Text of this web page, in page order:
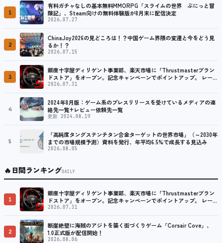
1
有料ガチャなしの基本無料MMORPG「スライムの世界 ぷにっと冒
険記」、Steam向けの無料体験版が8月末に配信決定
2026.07.27
2
ChinaJoy2026の見どころは！？中国ゲーム界隈の変遷と今をどう見
るか！？
2026.07.15
3
銀座十字屋ディリゲント事業部、楽天市場に「Thrustmasterブラン
ドストア」をオープン。記念キャンペーンでポイントアップ。 レーシ
ング／フライトシム向けコントローラーを中心に、幅広くラインナッ
2026.07.31
4
2024年8月版：ゲーム系のプレスリリースを受けているメディアの連
絡先一覧+レビュー依頼先一覧
更新 2024.08.19
5
「高純度タングステンチタン合金ターゲットの世界市場」（～2030年
までの市場規模予測）資料を発行、年平均6.5%で成長する見込み
2026.08.05
🔥日間ランキングDAILY
1
銀座十字屋ディリゲント事業部、楽天市場に「Thrustmasterブラン
ドストア」をオープン。記念キャンペーンでポイントアップ。 レーシ
ング／フライトシム向けコントローラーを中心に、幅広くラインナッ
2026.07.31
2
断崖絶壁に海賊のアジトを築く街づくりゲーム「Corsair Cove」、
1.0正式版が配信開始！
2026.08.06